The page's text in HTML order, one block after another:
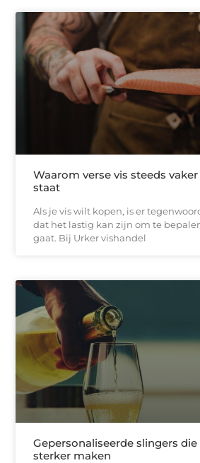
Waarom verse vis steeds
staat
Als je vis wilt kopen, is er
dat het lastig kan zijn om te
gaat. Bij Urker vishandel
Gepersonaliseerde slingers
sterker maken